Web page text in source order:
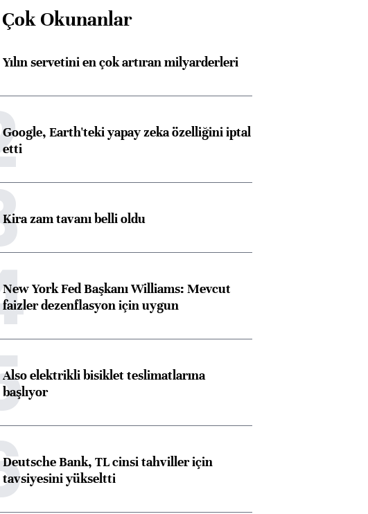
Okunanlar
Yılın servetini en çok artıran milyarderleri
Google, Earth'teki yapay zeka özelliğini iptal
etti
Kira zam tavanı belli oldu
New York Fed Başkanı Williams: Mevcut
faizler dezenflasyon için uygun
Also elektrikli bisiklet teslimatlarına
başlıyor
Deutsche Bank, TL cinsi tahviller için
tavsiyesini yükseltti